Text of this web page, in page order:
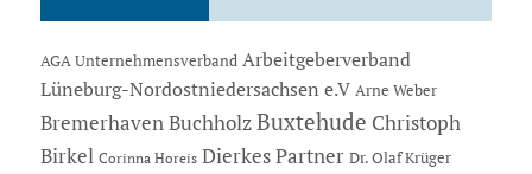
AGA Unternehmensverband Arbeitgeberverband
Lüneburg-Nordostniedersachsen e.V Arne Weber
Bremerhaven Buchholz Buxtehude Christoph
Birkel Corinna Horeis Dierkes Partner Dr. Olaf Krüger